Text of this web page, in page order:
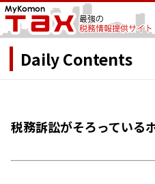
Daily Contents
税務訴訟がそろっている